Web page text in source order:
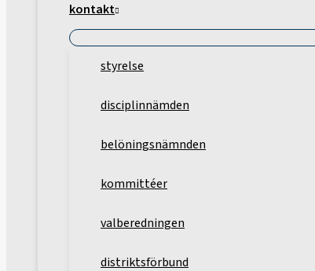
kontakt
styrelse
disciplinnämden
belöningsnämnden
kommittéer
valberedningen
distriktsförbund